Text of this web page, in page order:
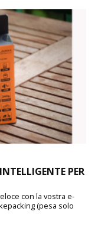
PER
con la vostra e-
(pesa solo